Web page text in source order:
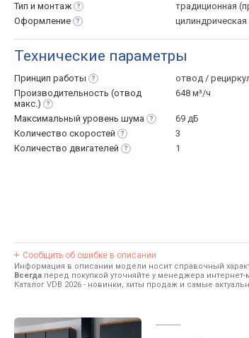
Тип и монтаж
традиционная
Оформление
цилиндрическая
Технические параметры
Принцип работы
отвод /
Производительность (отвод
макс.)
648 м³/ч
Максимальный уровень шума
69 дБ
Количество скоростей
3
Количество двигателей 1
Сообщить об ошибке в описании
Информация в описании модели носит справочный
Всегда перед покупкой уточняйте у менеджера
Каталог VDB 2026 - новинки, хиты продаж и самые